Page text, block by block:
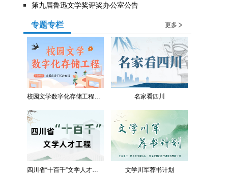
第九届鲁迅文学奖评奖办公室公告
专题专栏 更多
校园文学数字化存储工程（青羊区教育局） 名家看四川
四川省“十百千”文学人才工程 文学川军荐书计划